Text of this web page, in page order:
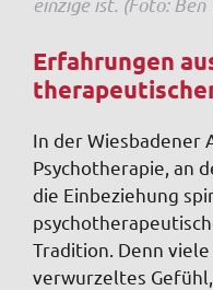
Erfahrungen
In der Wiesbadener
Psychotherapie, an
die Einbeziehung
Tradition. Denn
verwurzeltes